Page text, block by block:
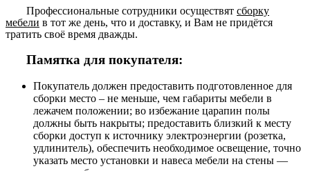
Профессиональные сотрудники осуществят сборку
мебели в тот же день, что и доставку, и Вам не придётся
тратить своё время дважды.
Памятка для покупателя:
Покупатель должен предоставить подготовленное для
сборки место – не меньше, чем габариты мебели в
лежачем положении; во избежание царапин полы
должны быть накрыты; предоставить близкий к месту
сборки доступ к источнику электроэнергии (розетка,
удлинитель), обеспечить необходимое освещение, точно
указать место установки и навеса мебели на стены —